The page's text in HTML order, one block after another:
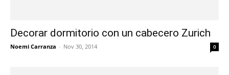
Decorar dormitorio con un cabecero Zurich
Noemi Carranza - Nov 30, 2014 0